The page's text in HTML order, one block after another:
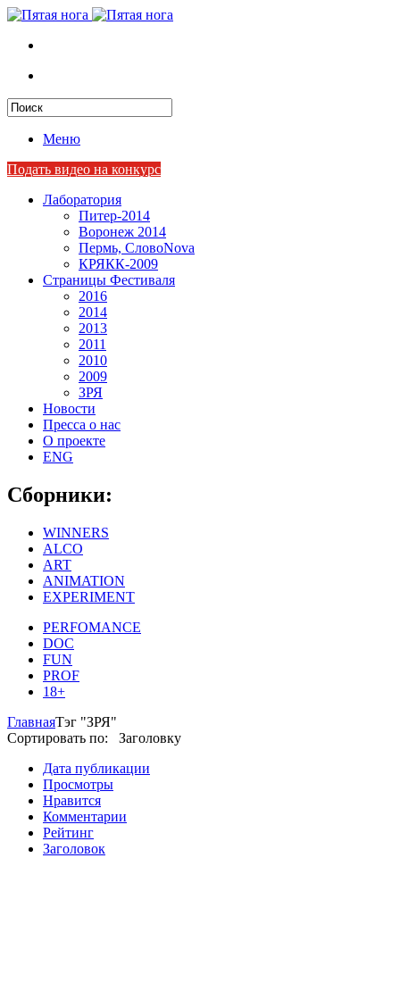
Меню
Подать видео на конкурс
Лаборатория
Питер-2014
Воронеж 2014
Пермь, СловоNova
КРЯКК-2009
Страницы Фестиваля
2016
2014
2013
2011
2010
2009
ЗРЯ
Новости
Пресса о нас
О проекте
ENG
Сборники:
WINNERS
ALCO
ART
ANIMATION
EXPERIMENT
PERFOMANCE
DOC
FUN
PROF
18+
ГлавнаяТэг "ЗРЯ"
Сортировать по: Заголовку
Дата публикации
Просмотры
Нравится
Комментарии
Рейтинг
Заголовок